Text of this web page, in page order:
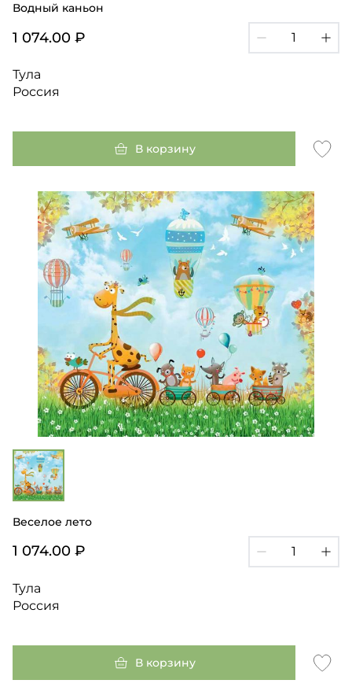
Водный каньон
1 074.00 ₽
Тула
Россия
В корзину
Веселое лето
1 074.00 ₽
Тула
Россия
В корзину